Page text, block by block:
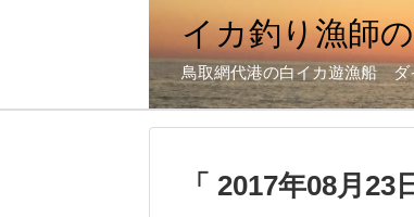
イカ釣り漁師
鳥取網代港の白イカ遊漁船 ダ
「 2017年08月23